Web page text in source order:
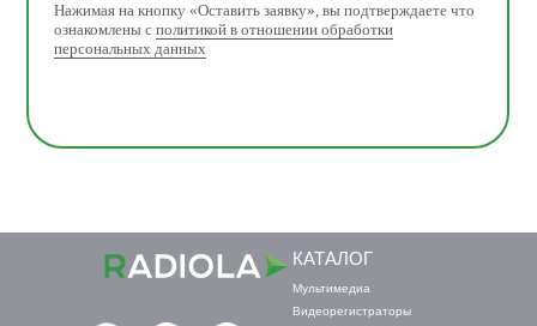
Нажимая на кнопку «Оставить заявку», вы подтверждаете что
ознакомлены с политикой в отношении обработки
персональных данных
КАТАЛОГ
Мультимедиа
Видеорегистраторы